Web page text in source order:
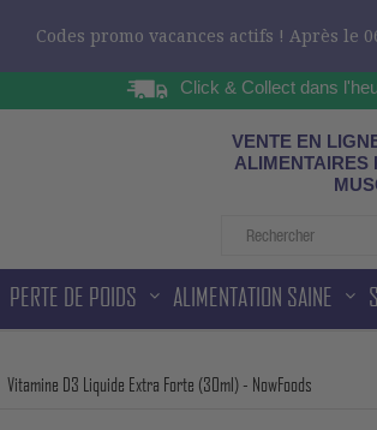
Codes promo vacances actifs ! Après le
Click & Collect dans
VENTE EN
ALIMENTAIRES
PERTE DE POIDS ALIMENTATION SAINE
Vitamine D3 Liquide Extra Forte (30ml) - NowFoods